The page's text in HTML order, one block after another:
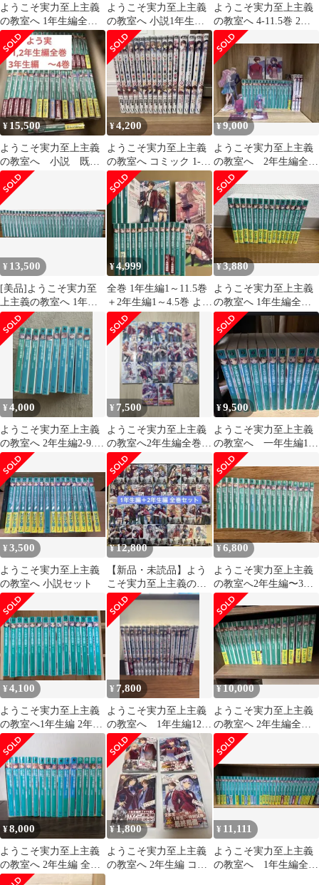
ようこそ実力至上主義
の教室へ 1年生編全巻
セット・2年生編セット
ようこそ実力至上主義
の教室へ 小説1年生編
全巻+2年生編11巻まで
ようこそ実力至上主義
の教室へ 4-11.5巻 2年
生編全巻 三年生編1-3
巻
¥ 15,500
ようこそ実力至上主義
の教室へ 小説 既刊
全巻セット
¥4,200
ようこそ実力至上主義
の教室へ コミック 1-12
巻 2年生編 1-4巻
¥9,000
ようこそ実力至上主義
の教室へ 2年生編全巻
＋漫画1〜3巻＋その他
グッズ
¥ 13,500
[美品]ようこそ実力至
上主義の教室へ 1年生
編〜3年生編 既刊全巻
セット
¥4,999
全巻 1年生編1～11.5巻
＋2年生編1～4.5巻 よう
こそ実力至上主義の教
室へ
¥3,880
ようこそ実力至上主義
の教室へ 1年生編全巻 2
年生編1〜6巻
¥4,000
ようこそ実力至上主義
の教室へ 2年生編2-9.5
巻(値下げ可能‼️)
¥ 7,500
ようこそ実力至上主義
の教室へ2年生編全巻＋
3年生編①
¥9,500
ようこそ実力至上主義
の教室へ 一年生編1〜
8 2年生編全巻 3年生
編1〜3巻
¥3,500
ようこそ実力至上主義
の教室へ 小説セット
¥12,800
【新品・未読品】よう
こそ実力至上主義の教
室へ 1年生編~2年生編
全巻セット
¥6,800
ようこそ実力至上主義
の教室へ2年生編〜3年
生編全巻セット
¥4,100
ようこそ実力至上主義
の教室へ1年生編 2年生
編全巻+3年生編1
¥ 7,800
ようこそ実力至上主義
の教室へ 1年生編12巻
2年生編4巻＋2巻
¥10,000
ようこそ実力至上主義
の教室へ 2年生編全巻
1-12.5巻三年生編1〜3
巻
¥8,000
ようこそ実力至上主義
の教室へ 2年生編 全巻
セット
¥1,800
ようこそ実力至上主義
の教室へ 2年生編 コミ
¥ 11,111
ようこそ実力至上主義
の教室へ 1年生編全巻